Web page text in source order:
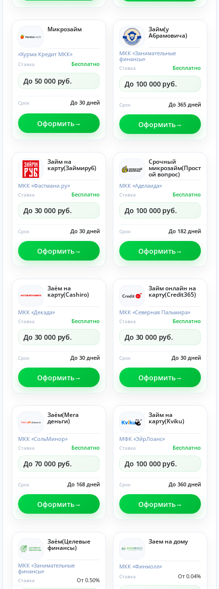
Микрозайм
«Хурма Кредит МКК»
Бесплатно
Ставка
До 50 000 руб.
До 30 дней
Срок
Оформить
Займ(у
Абрамовича)
МКК «Занимательные
финансы»
Бесплатно
Ставка
До 100 000 руб.
До 365 дней
Срок
Оформить
Займ на
карту(Займируб)
МКК «Фастмани.ру»
Бесплатно
Ставка
До 30 000 руб.
До 30 дней
Срок
Оформить
Срочный
микрозайм(Прост
ой вопрос)
МКК «Аделаида»
Бесплатно
Ставка
До 100 000 руб.
До 182 дней
Срок
Оформить
Заём на
карту(Cashiro)
МКК «Декада»
Бесплатно
Ставка
До 30 000 руб.
До 30 дней
Срок
Оформить
Займ онлайн на
карту(Credit365)
МКК «Северная Пальмира»
Бесплатно
Ставка
До 30 000 руб.
До 30 дней
Срок
Оформить
Заём(Мега
деньги)
МКК «СольМинор»
Бесплатно
Ставка
До 70 000 руб.
До 168 дней
Срок
Оформить
Займ на
карту(Kviku)
МФК «ЭйрЛоанс»
Бесплатно
Ставка
До 100 000 руб.
До 360 дней
Срок
Оформить
Заём(Целевые
финансы)
МКК «Занимательные
финансы»
От 0.50%
Ставка
Заем на дому
МКК «Финмолл»
От 0.04%
Ставка